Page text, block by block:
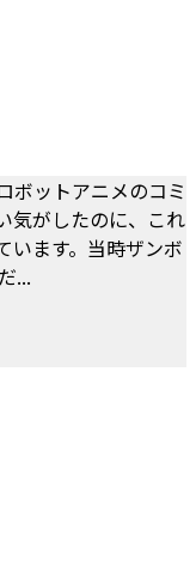
ボットアニメのコミ
気がしたのに、これ
います。当時ザンボ
...